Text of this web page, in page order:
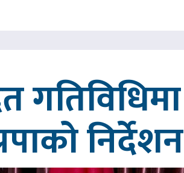
गतिविधिमा
निर्देशन